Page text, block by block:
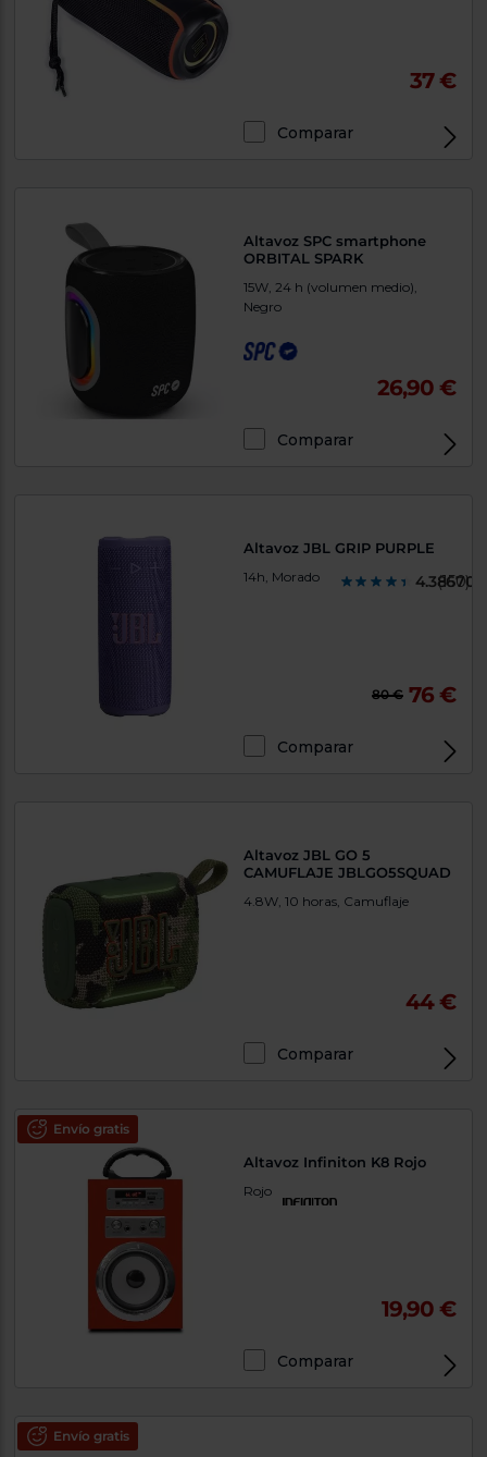
37 €
Comparar
Altavoz SPC smartphone
ORBITAL SPARK
15W, 24 h (volumen medio),
Negro
26,90 €
Comparar
Altavoz JBL GRIP PURPLE
14h, Morado (150)
80 € 76 €
Comparar
Altavoz JBL GO 5
CAMUFLAJE JBLGO5SQUAD
4.8W, 10 horas, Camuflaje
44 €
Comparar
Envío gratis
Altavoz Infiniton K8 Rojo
Rojo
19,90 €
Comparar
Envío gratis